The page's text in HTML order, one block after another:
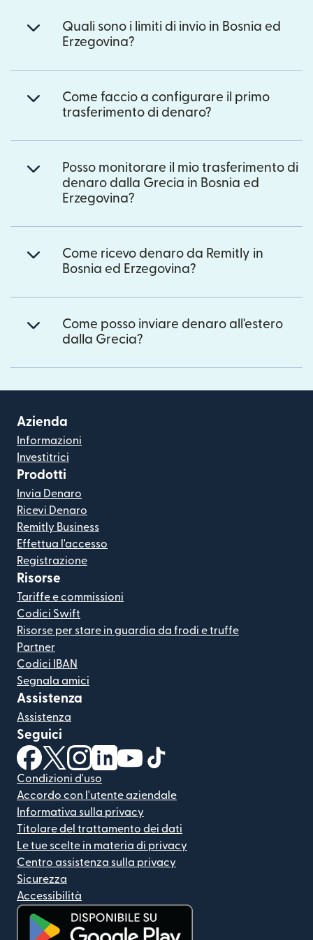
Quali sono i limiti di invio in Bosnia ed
Erzegovina?
Come faccio a configurare il primo
trasferimento di denaro?
Posso monitorare il mio trasferimento di
denaro dalla Grecia in Bosnia ed
Erzegovina?
Come ricevo denaro da Remitly in
Bosnia ed Erzegovina?
Come posso inviare denaro all'estero
dalla Grecia?
Azienda
Informazioni
Investitrici
Prodotti
Invia Denaro
Ricevi Denaro
Remitly Business
Effettua l'accesso
Registrazione
Risorse
Tariffe e commissioni
Codici Swift
Risorse per stare in guardia da frodi e truffe
Partner
Codici IBAN
Segnala amici
Assistenza
Assistenza
Seguici
(si apre in una nuova finestra)
(si apre in una nuova finestra)
(si apre in una nuova finestra)
(si apre in una nuova finestra)
(si apre in una nuova finestra)
Condizioni d'uso
Accordo con l'utente aziendale
Informativa sulla privacy
Titolare del trattamento dei dati
Le tue scelte in materia di privacy
Centro assistenza sulla privacy
Sicurezza
Accessibilità